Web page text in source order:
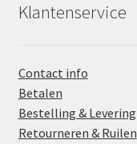
Klantenservice
Contact info
Betalen
Bestelling & Levering
Retourneren & Ruilen